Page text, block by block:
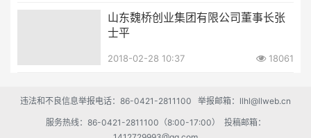
山东魏桥创业集团有限公司董事长张
士平
2018-02-28 10:37 18061
违法和不良信息举报电话：86-0421-2811100 举报邮箱：llhl@llweb.cn
服务热线：86-0421-2811100（8:00-17:00） 投稿邮箱：